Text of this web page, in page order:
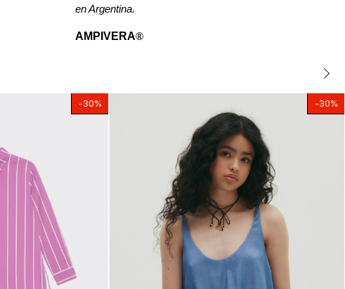
en Argentina.
AMPIVERA®
-30% -30%